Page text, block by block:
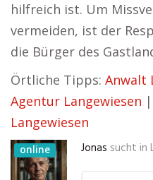
hilfreich ist. Um
vermeiden, ist der
die Bürger des
Örtliche Tipps: Anwalt
Agentur Langewiesen |
Langewiesen
online Jonas sucht in